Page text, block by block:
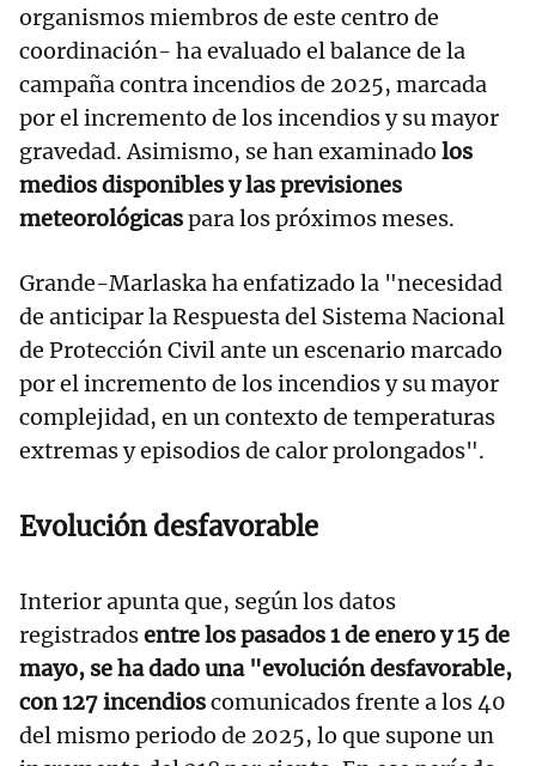
organismos miembros de este centro de
coordinación- ha evaluado el balance de la
campaña contra incendios de 2025, marcada
por el incremento de los incendios y su mayor
gravedad. Asimismo, se han examinado los
medios disponibles y las previsiones
meteorológicaspara los próximos meses.
Grande-Marlaska ha enfatizado la "necesidad
de anticipar la Respuesta del Sistema Nacional
de Protección Civil ante un escenario marcado
por el incremento de los incendios y su mayor
complejidad, en un contexto de temperaturas
extremas y episodios de calor prolongados".
Evolución desfavorable
Interior apunta que, según los datos
registradosentre los pasados 1 de enero y 15 de
mayo, se ha dado una "evolución desfavorable,
con 127 incendioscomunicados frente a los 40
del mismo periodo de 2025, lo que supone un